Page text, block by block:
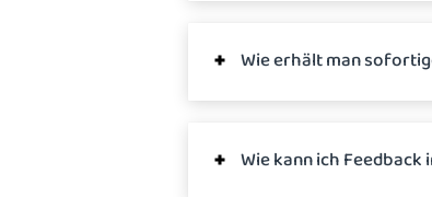
Wie erhält man
Wie kann ich